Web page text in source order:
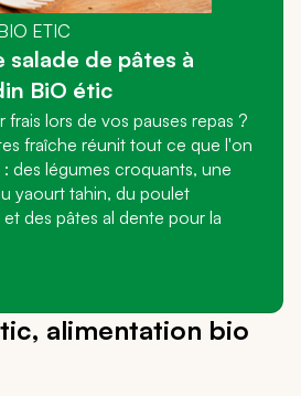
ETIC
salade de pâtes à
BiO étic
frais lors de vos pauses repas ?
fraîche réunit tout ce que l'on
des légumes croquants, une
yaourt tahin, du poulet
des pâtes al dente pour la
alimentation bio